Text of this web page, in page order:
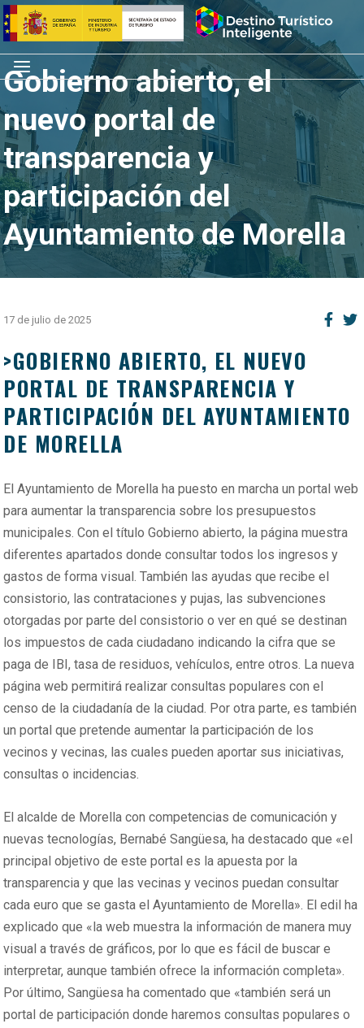
Saltar
al
contenido
Inicio
Menú
Gobierno abierto, el
nuevo portal de
transparencia y
participación del
Ayuntamiento de Morella
17 de julio de 2025
>GOBIERNO ABIERTO, EL NUEVO
PORTAL DE TRANSPARENCIA Y
PARTICIPACIÓN DEL AYUNTAMIENTO
DE MORELLA
El Ayuntamiento de Morella ha puesto en marcha un portal web
para aumentar la transparencia sobre los presupuestos
municipales. Con el título Gobierno abierto, la página muestra
diferentes apartados donde consultar todos los ingresos y
gastos de forma visual. También las ayudas que recibe el
consistorio, las contrataciones y pujas, las subvenciones
otorgadas por parte del consistorio o ver en qué se destinan
los impuestos de cada ciudadano indicando la cifra que se
paga de IBI, tasa de residuos, vehículos, entre otros. La nueva
página web permitirá realizar consultas populares con el
censo de la ciudadanía de la ciudad. Por otra parte, es también
un portal que pretende aumentar la participación de los
vecinos y vecinas, las cuales pueden aportar sus iniciativas,
consultas o incidencias.
El alcalde de Morella con competencias de comunicación y
nuevas tecnologías, Bernabé Sangüesa, ha destacado que «el
principal objetivo de este portal es la apuesta por la
transparencia y que las vecinas y vecinos puedan consultar
cada euro que se gasta el Ayuntamiento de Morella». El edil ha
explicado que «la web muestra la información de manera muy
visual a través de gráficos, por lo que es fácil de buscar e
interpretar, aunque también ofrece la información completa».
Por último, Sangüesa ha comentado que «también será un
portal de participación donde haremos consultas populares o